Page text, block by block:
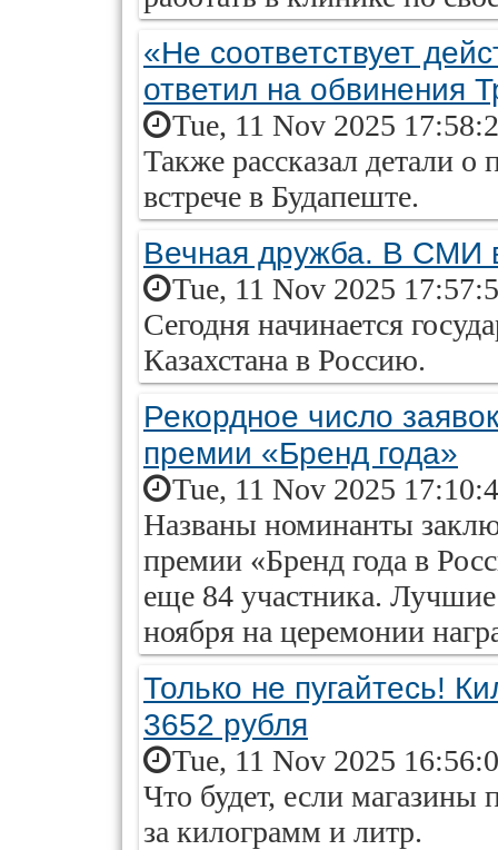
«Не соответствует
ответил на обвинения
Tue, 11 Nov 2025
Также рассказал детали о
встрече в Будапеште.
Вечная дружба. В СМИ
Tue, 11 Nov 2025
Сегодня начинается
Казахстана в Россию.
Рекордное число
премии «Бренд года»
Tue, 11 Nov 2025
Названы номинанты
премии «Бренд года в
еще 84 участника.
ноября на церемонии
Только не пугайтесь!
3652 рубля
Tue, 11 Nov 2025
Что будет, если
за килограмм и литр.